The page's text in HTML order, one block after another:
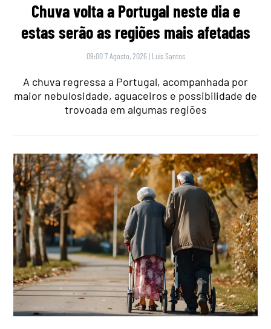
Chuva volta a Portugal neste dia e
estas serão as regiões mais afetadas
09:00 7 Agosto, 2026 | Luís Santos
A chuva regressa a Portugal, acompanhada por
maior nebulosidade, aguaceiros e possibilidade de
trovoada em algumas regiões